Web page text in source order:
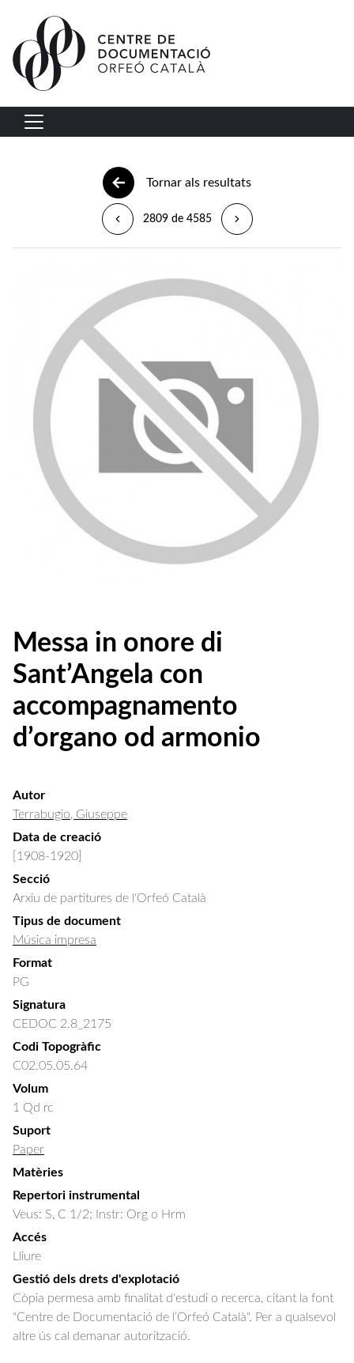
Vés al contingut
Navegació principal
Tornar als resultats
2809 de 4585
Messa in onore di
Sant’Angela con
accompagnamento
d’organo od armonio
Autor
Terrabugio, Giuseppe
Data de creació
[1908-1920]
Secció
Arxiu de partitures de l'Orfeó Català
Tipus de document
Música impresa
Format
PG
Signatura
CEDOC 2.8_2175
Codi Topogràfic
C02.05.05.64
Volum
1 Qd rc
Suport
Paper
Matèries
Repertori instrumental
Veus: S, C 1/2; Instr: Org o Hrm
Accés
Lliure
Gestió dels drets d'explotació
Còpia permesa amb finalitat d'estudi o recerca, citant la font
"Centre de Documentació de l’Orfeó Català". Per a qualsevol
altre ús cal demanar autorització.